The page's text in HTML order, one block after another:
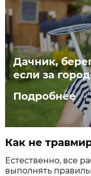
Дачник,
если за
Подробнее
Как не
Естественно, все
выполнять